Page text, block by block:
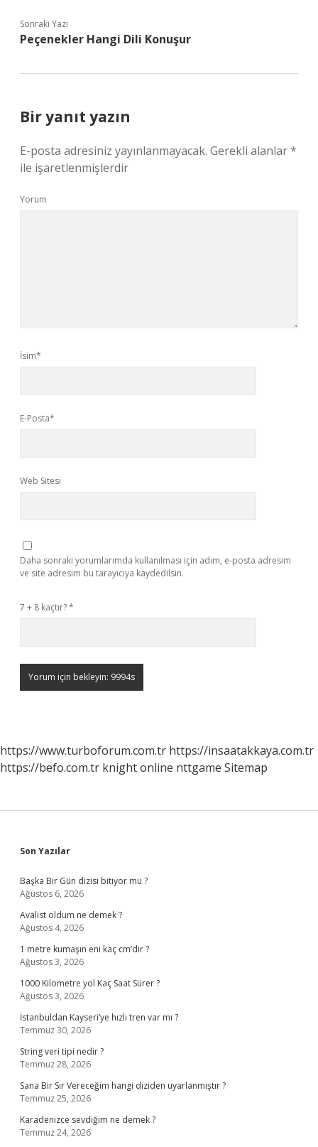
Sonraki Yazı
Peçenekler Hangi Dili Konuşur
Bir yanıt yazın
E-posta adresiniz yayınlanmayacak. Gerekli alanlar*
ile işaretlenmişlerdir
Yorum
İsim*
E-Posta*
Web Sitesi
Daha sonraki yorumlarımda kullanılması için adım, e-posta adresim
ve site adresim bu tarayıcıya kaydedilsin.
7 + 8 kaçtır?*
https://www.turboforum.com.tr https://insaatakkaya.com.tr
https://befo.com.tr knight online nttgame Sitemap
Sidebar
Son Yazılar
Başka Bir Gün dizisi bitiyor mu ?
Ağustos 6, 2026
Avalist oldum ne demek ?
Ağustos 4, 2026
1 metre kumaşın eni kaç cm’dir ?
Ağustos 3, 2026
1000 Kilometre yol Kaç Saat Sürer ?
Ağustos 3, 2026
İstanbuldan Kayseri’ye hızlı tren var mı ?
Temmuz 30, 2026
String veri tipi nedir ?
Temmuz 28, 2026
Sana Bir Sır Vereceğim hangi diziden uyarlanmıştır ?
Temmuz 25, 2026
Karadenizce sevdiğim ne demek ?
Temmuz 24, 2026